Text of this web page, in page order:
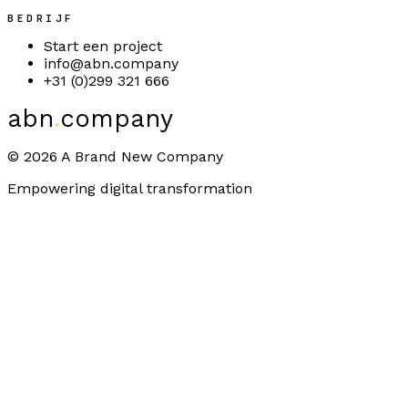
BEDRIJF
Start een project
info@abn.company
+31 (0)299 321 666
abn.company
© 2026 A Brand New Company
Empowering digital transformation